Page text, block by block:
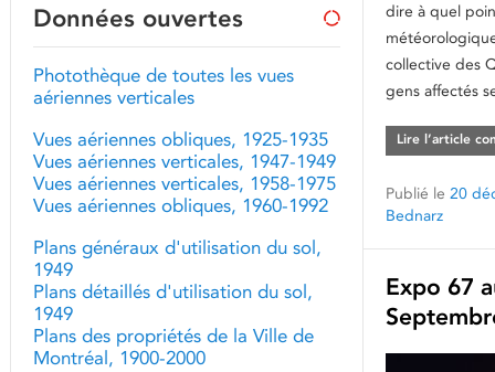
dire à quel
collective des
gens affectés
Lire l’article
Publié le 20
Bednarz
Expo 67
Données ouvertes
Photothèque de toutes les vues
aériennes verticales
Vues aériennes obliques, 1925-1935
Vues aériennes verticales, 1947-1949
Vues aériennes verticales, 1958-1975
Vues aériennes obliques, 1960-1992
Plans généraux d'utilisation du sol,
1949
Plans détaillés d'utilisation du sol,
1949
Plans des propriétés de la Ville de
Montréal, 1900-2000